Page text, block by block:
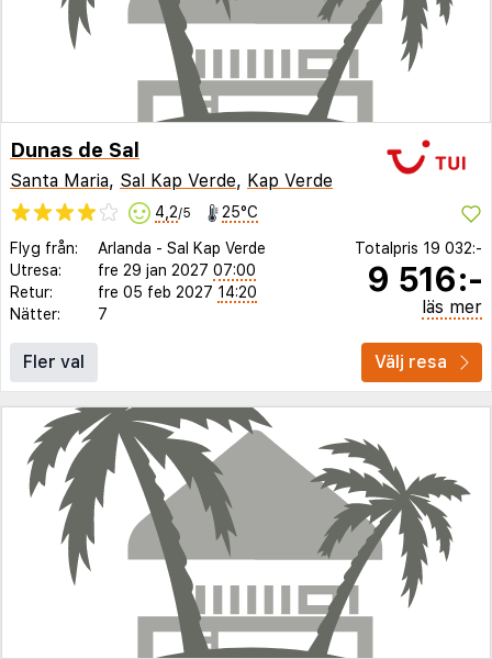
Dunas de Sal
Santa Maria, Sal Kap Verde, Kap Verde
4,2/5 25°C
Flyg från: Arlanda - Sal Kap Verde
Utresa:
fre 29 jan 2027 07:00
Retur:
fre 05 feb 2027 14:20
Nätter:
7
Totalpris 19 032:-
9 516:-
läs mer
Fler val Välj resa